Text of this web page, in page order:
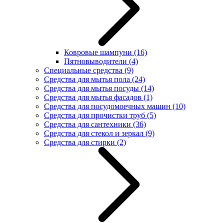
Ковровые шампуни (16)
Пятновыводители (4)
Специальные средства (9)
Средства для мытья пола (24)
Средства для мытья посуды (14)
Средства для мытья фасадов (1)
Средства для посудомоечных машин (10)
Средства для прочистки труб (5)
Средства для сантехники (36)
Средства для стекол и зеркал (9)
Средства для стирки (2)